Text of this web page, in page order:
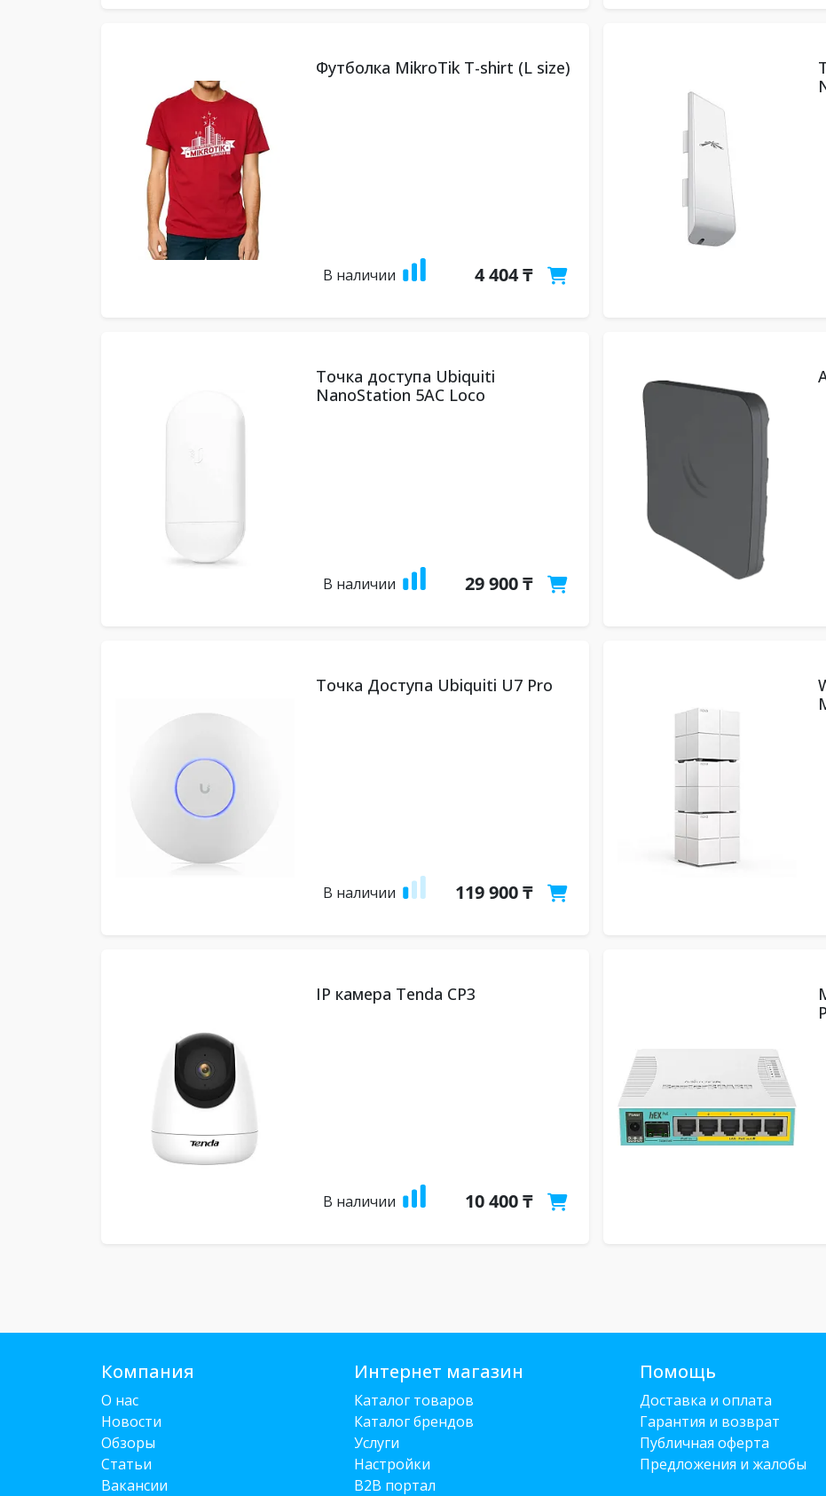
Футболка MikroTik T-shirt (L size)
В наличии 4 404 ₸
Точка доступа Ubiquiti
NanoStation 5AC Loco
В наличии 29 900 ₸
Точка Доступа Ubiquiti U7 Pro
В наличии 119 900 ₸
IP камера Tenda CP3
В наличии 10 400 ₸
Компания
О нас
Новости
Обзоры
Статьи
Вакансии
Интернет магазин
Каталог товаров
Каталог брендов
Услуги
Настройки
B2B портал
Помощь
Доставка и оплата
Гарантия и возврат
Публичная оферта
Предложения и жалобы